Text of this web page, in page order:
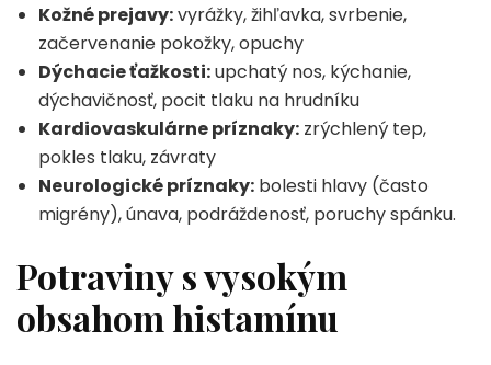
Kožné prejavy:vyrážky, žihľavka, svrbenie,
začervenanie pokožky, opuchy
Dýchacie ťažkosti:upchatý nos, kýchanie,
dýchavičnosť, pocit tlaku na hrudníku
Kardiovaskulárne príznaky: zrýchlený tep,
pokles tlaku, závraty
Neurologické príznaky: bolesti hlavy (často
migrény), únava, podráždenosť, poruchy spánku.
Potraviny s vysokým
obsahom histamínu